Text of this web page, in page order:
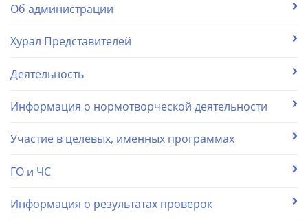
Об администрации
Хурал Представителей
Деятельность
Информация о нормотворческой деятельности
Участие в целевых, именных программах
ГО и ЧС
Информация о результатах проверок